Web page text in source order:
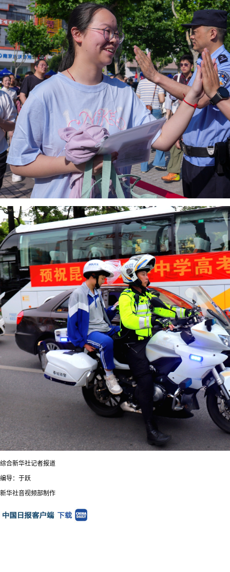
综合新华社记者报道
编导：于跃
新华社音视频部制作